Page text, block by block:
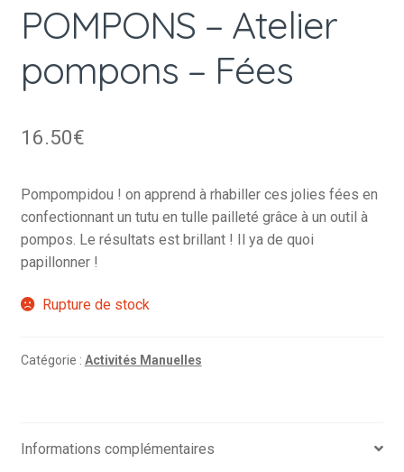
POMPONS – Atelier
pompons – Fées
16.50€
Pompompidou ! on apprend à rhabiller ces jolies fées en
confectionnant un tutu en tulle pailleté grâce à un outil à
pompos. Le résultats est brillant ! Il ya de quoi
papillonner !
Rupture de stock
Catégorie : Activités Manuelles
Informations complémentaires